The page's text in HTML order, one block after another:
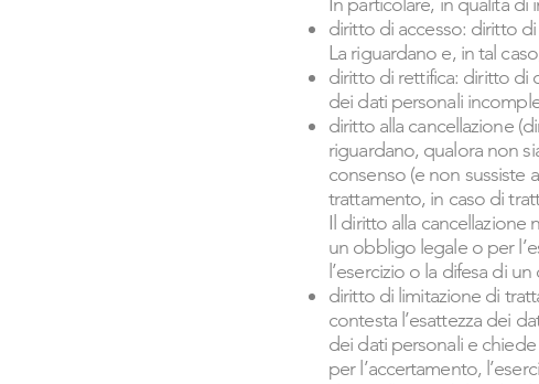
diritto di accesso: diritto
La riguardano e, in tal
diritto di rettifica: diritto di
dei dati personali
diritto alla cancellazione
riguardano, qualora non
consenso (e non sussiste
trattamento, in caso di
Il diritto alla cancellazione
un obbligo legale o per
l’esercizio o la difesa di
diritto di limitazione di
contesta l’esattezza dei
dei dati personali e chiede
per l’accertamento,